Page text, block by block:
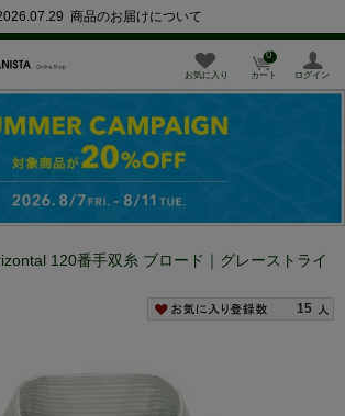
商品のお届けについて
お気に入り カート
0
ログイン
120番手双糸 ブロード｜グレーストライ
15